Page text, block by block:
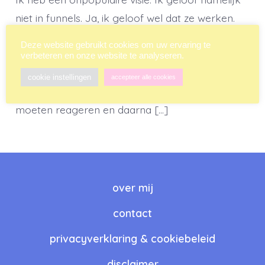
niet in funnels. Ja, ik geloof wel dat ze werken.
als je eerst iets gratis weg geeft, vervolgens een
tijdelijk aanbod doet dat mensen niet kunnen
moeten reageren en daarna […]
over mij
contact
privacyverklaring & cookiebeleid
Deze website gebruikt cookies om uw ervaring te
verbeteren en onze website te analyseren.
cookie instellingen accepteer alle cookies